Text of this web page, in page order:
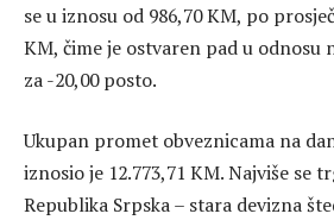
se u iznosu od 986,70 KM, po
KM, čime je ostvaren pad u odnosu
za -20,00 posto.
Ukupan promet obveznicama na
iznosio je 12.773,71 KM. Najviše se
Republika Srpska – stara devizna